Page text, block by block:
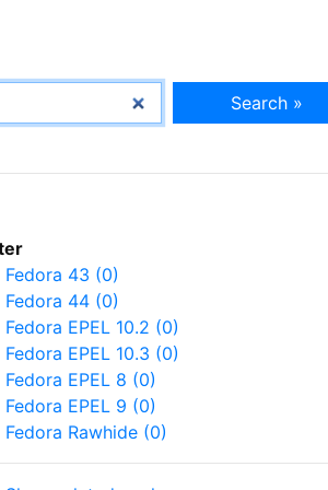
Search »
Fedora 43 (0)
Fedora 44 (0)
Fedora EPEL 10.2 (0)
Fedora EPEL 10.3 (0)
Fedora EPEL 8 (0)
Fedora EPEL 9 (0)
Fedora Rawhide (0)